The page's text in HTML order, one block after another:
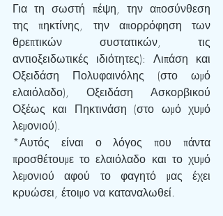
Για τη σωστή πέψη, την αποσύνθεση
της πηκτίνης, την απορρόφηση των
θρεπτικών συστατικών, τις
αντιοξειδωτικές ιδιότητες): Λιπάση και
Οξειδάση Πολυφαινόλης (στο ωμό
ελαιόλαδο), Οξειδάση Ασκορβικού
Οξέως και Πηκτινάση (στο ωμό χυμό
λεμονιού).
*Αυτός είναι ο λόγος που πάντα
προσθέτουμε το ελαιόλαδο και το χυμό
λεμονιού αφού το φαγητό μας έχει
κρυώσει, έτοιμο να καταναλωθεί.